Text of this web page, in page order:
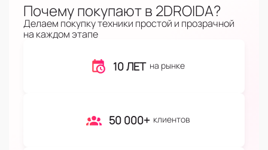
Почему покупают в 2DROIDA?
Делаем покупку техники простой и прозрачной
на каждом этапе
10 ЛЕТ на рынке
50 000+ клиентов